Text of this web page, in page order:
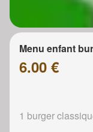
Menu enfant
6.00 €
1 burger